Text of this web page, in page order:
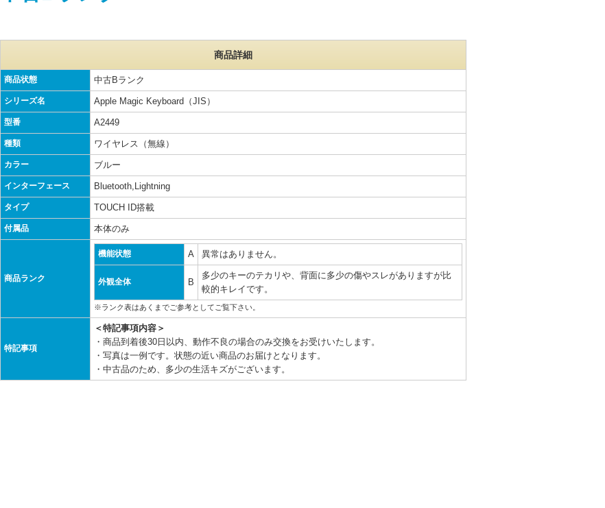
商品詳細
商品状態 中古Bランク
シリーズ名 Apple Magic Keyboard（JIS）
型番 A2449
種類 ワイヤレス（無線）
カラー ブルー
インターフェース Bluetooth,Lightning
タイプ TOUCH ID搭載
付属品 本体のみ
商品ランク
機能状態 A 異常はありません。
外観全体 B
多少のキーのテカリや、背面に多少の傷やスレがありますが比
較的キレイです。
※ランク表はあくまでご参考としてご覧下さい。
特記事項
＜特記事項内容＞
・商品到着後30日以内、動作不良の場合のみ交換をお受けいたします。
・写真は一例です。状態の近い商品のお届けとなります。
・中古品のため、多少の生活キズがございます。